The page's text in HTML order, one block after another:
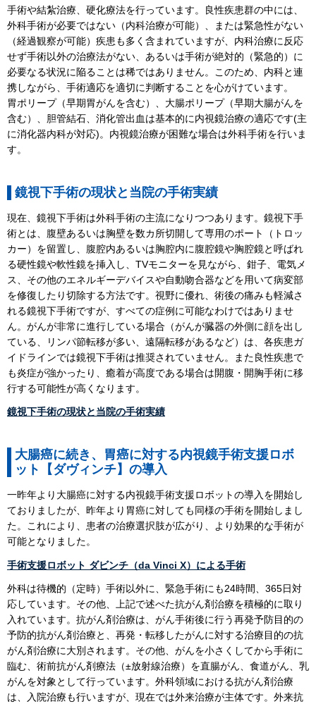
手術や結紮治療、硬化療法を行っています。良性疾患群の中には、
外科手術が必要ではない（内科治療が可能）、または緊急性がない
（経過観察が可能）疾患も多く含まれていますが、内科治療に反応
せず手術以外の治療法がない、あるいは手術が絶対的（緊急的）に
必要なる状況に陥ることは稀ではありません。このため、内科と連
携しながら、手術適応を適切に判断することを心がけています。
胃ポリープ（早期胃がんを含む）、大腸ポリープ（早期大腸がんを
含む）、胆管結石、消化管出血は基本的に内視鏡治療の適応です(主
に消化器内科が対応)。内視鏡治療が困難な場合は外科手術を行いま
す。
鏡視下手術の現状と当院の手術実績
現在、鏡視下手術は外科手術の主流になりつつあります。鏡視下手
術とは、腹壁あるいは胸壁を数カ所切開して専用のポート（トロッ
カー）を留置し、腹腔内あるいは胸腔内に腹腔鏡や胸腔鏡と呼ばれ
る硬性鏡や軟性鏡を挿入し、TVモニターを見ながら、鉗子、電気メ
ス、その他のエネルギーデバイスや自動吻合器などを用いて病変部
を修復したり切除する方法です。視野に優れ、術後の痛みも軽減さ
れる鏡視下手術ですが、すべての症例に可能なわけではありませ
ん。がんが非常に進行している場合（がんが臓器の外側に顔を出し
ている、リンパ節転移が多い、遠隔転移があるなど）は、各疾患ガ
イドラインでは鏡視下手術は推奨されていません。また良性疾患で
も炎症が強かったり、癒着が高度である場合は開腹・開胸手術に移
行する可能性が高くなります。
鏡視下手術の現状と当院の手術実績
大腸癌に続き、胃癌に対する内視鏡手術支援ロボ
ット【ダヴィンチ】の導入
一昨年より大腸癌に対する内視鏡手術支援ロボットの導入を開始し
ておりましたが、昨年より胃癌に対しても同様の手術を開始しまし
た。これにより、患者の治療選択肢が広がり、より効果的な手術が
可能となりました。
手術支援ロボット ダビンチ（da Vinci X）による手術
外科は待機的（定時）手術以外に、緊急手術にも24時間、365日対
応しています。その他、上記で述べた抗がん剤治療を積極的に取り
入れています。抗がん剤治療は、がん手術後に行う再発予防目的の
予防的抗がん剤治療と、再発・転移したがんに対する治療目的の抗
がん剤治療に大別されます。その他、がんを小さくしてから手術に
臨む、術前抗がん剤療法（±放射線治療）を直腸がん、食道がん、乳
がんを対象として行っています。外科領域における抗がん剤治療
は、入院治療も行いますが、現在では外来治療が主体です。外来抗